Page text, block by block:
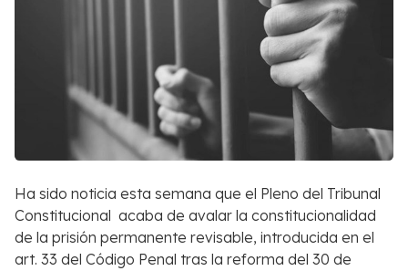
Ha sido noticia esta semana que el Pleno del Tribunal
Constitucional acaba de avalar la constitucionalidad
de la prisión permanente revisable, introducida en el
art. 33 del Código Penal tras la reforma del 30 de